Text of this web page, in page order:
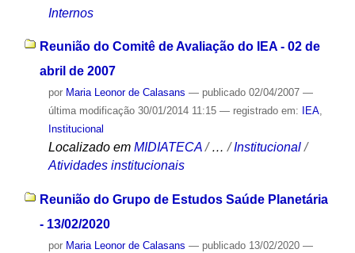
Internos
Reunião do Comitê de Avaliação do IEA - 02 de
abril de 2007
por Maria Leonor de Calasans — publicado02/04/2007 —
última modificação30/01/2014 11:15 — registrado em: IEA,
Institucional
Localizado em MIDIATECA /…/Institucional /
Atividades institucionais
Reunião do Grupo de Estudos Saúde Planetária
- 13/02/2020
por Maria Leonor de Calasans — publicado13/02/2020 —